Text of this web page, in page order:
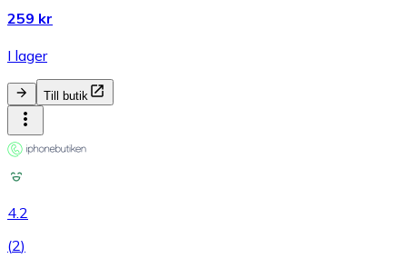
259 kr
I lager
Till butik
4.2
(2)